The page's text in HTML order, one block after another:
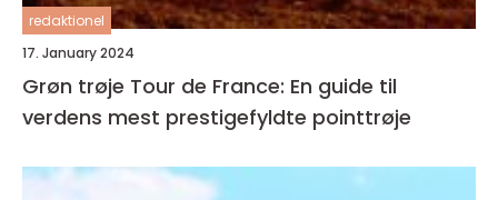
redaktionel
17. January 2024
Grøn trøje Tour de France: En guide til
verdens mest prestigefyldte pointtrøje